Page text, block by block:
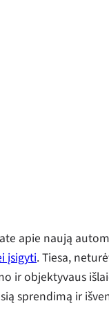
apie naują
įsigyti. Tiesa,
ir objektyvaus
sprendimą ir